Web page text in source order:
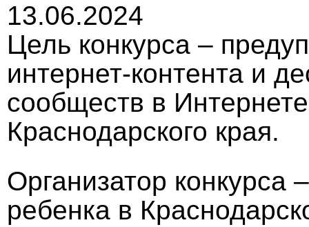
13.06.2024
Цель конкурса –
интернет-контента и
сообществ в
Краснодарского края.
Организатор
ребенка в